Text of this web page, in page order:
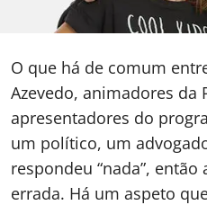
O que há de comum
Azevedo, animadores da
apresentadores do
um político, um
respondeu “nada”,
errada. Há um aspeto